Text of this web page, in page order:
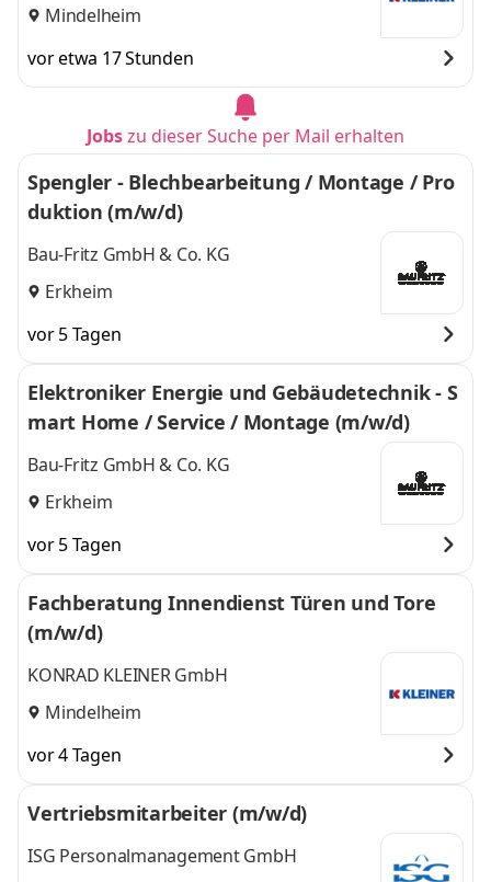
Mindelheim
vor etwa 17 Stunden
Jobszu dieser Suche per Mail erhalten
Spengler - Blechbearbeitung / Montage / Pro
duktion (m/w/d)
Bau-Fritz GmbH & Co. KG
Erkheim
vor 5 Tagen
Elektroniker Energie und Gebäudetechnik - S
mart Home / Service / Montage (m/w/d)
Bau-Fritz GmbH & Co. KG
Erkheim
vor 5 Tagen
Fachberatung Innendienst Türen und Tore
(m/w/d)
KONRAD KLEINER GmbH
Mindelheim
vor 4 Tagen
Vertriebsmitarbeiter (m/w/d)
ISG Personalmanagement GmbH